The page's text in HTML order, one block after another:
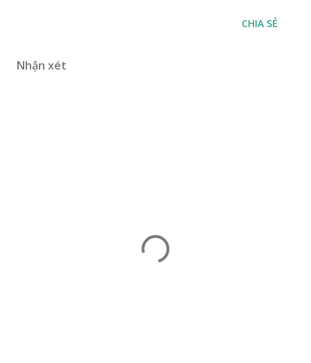
CHIA SẺ
Nhận xét